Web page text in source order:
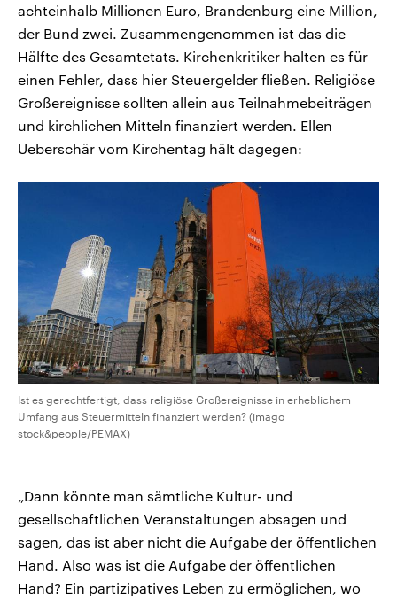
achteinhalb Millionen Euro, Brandenburg eine Million,
der Bund zwei. Zusammengenommen ist das die
Hälfte des Gesamtetats. Kirchenkritiker halten es für
einen Fehler, dass hier Steuergelder fließen. Religiöse
Großereignisse sollten allein aus Teilnahmebeiträgen
und kirchlichen Mitteln finanziert werden. Ellen
Ueberschär vom Kirchentag hält dagegen:
Ist es gerechtfertigt, dass religiöse Großereignisse in erheblichem
Umfang aus Steuermitteln finanziert werden? (imago
stock&people/PEMAX)
„Dann könnte man sämtliche Kultur- und
gesellschaftlichen Veranstaltungen absagen und
sagen, das ist aber nicht die Aufgabe der öffentlichen
Hand. Also was ist die Aufgabe der öffentlichen
Hand? Ein partizipatives Leben zu ermöglichen, wo